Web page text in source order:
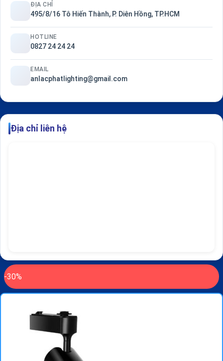
ĐỊA CHỈ
495/8/16 Tô Hiến Thành, P. Diên Hồng, TP.HCM
HOTLINE
0827 24 24 24
EMAIL
anlacphatlighting@gmail.com
Địa chỉ liên hệ
-30%